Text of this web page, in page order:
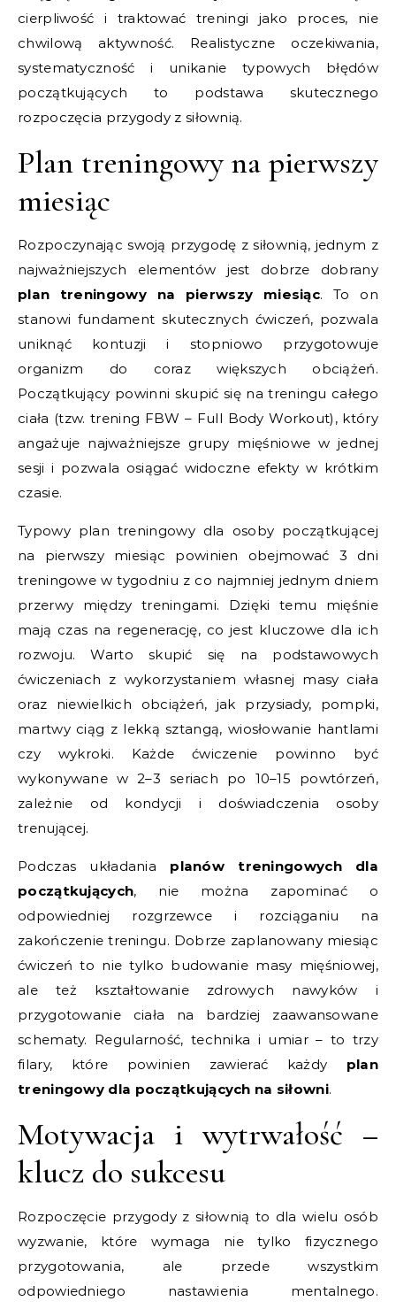
cierpliwość i traktować treningi jako proces, nie
chwilową aktywność. Realistyczne oczekiwania,
systematyczność i unikanie typowych błędów
początkujących to podstawa skutecznego
rozpoczęcia przygody z siłownią.
Plan treningowy na pierwszy
miesiąc
Rozpoczynając swoją przygodę z siłownią, jednym z
najważniejszych elementów jest dobrze dobrany
plan treningowy na pierwszy miesiąc. To on
stanowi fundament skutecznych ćwiczeń, pozwala
uniknąć kontuzji i stopniowo przygotowuje
organizm do coraz większych obciążeń.
Początkujący powinni skupić się na treningu całego
ciała (tzw. trening FBW – Full Body Workout), który
angażuje najważniejsze grupy mięśniowe w jednej
sesji i pozwala osiągać widoczne efekty w krótkim
czasie.
Typowy plan treningowy dla osoby początkującej
na pierwszy miesiąc powinien obejmować 3 dni
treningowe w tygodniu z co najmniej jednym dniem
przerwy między treningami. Dzięki temu mięśnie
mają czas na regenerację, co jest kluczowe dla ich
rozwoju. Warto skupić się na podstawowych
ćwiczeniach z wykorzystaniem własnej masy ciała
oraz niewielkich obciążeń, jak przysiady, pompki,
martwy ciąg z lekką sztangą, wiosłowanie hantlami
czy wykroki. Każde ćwiczenie powinno być
wykonywane w 2–3 seriach po 10–15 powtórzeń,
zależnie od kondycji i doświadczenia osoby
trenującej.
Podczas układania planów treningowych dla
początkujących, nie można zapominać o
odpowiedniej rozgrzewce i rozciąganiu na
zakończenie treningu. Dobrze zaplanowany miesiąc
ćwiczeń to nie tylko budowanie masy mięśniowej,
ale też kształtowanie zdrowych nawyków i
przygotowanie ciała na bardziej zaawansowane
schematy. Regularność, technika i umiar – to trzy
filary, które powinien zawierać każdy plan
treningowy dla początkujących na siłowni.
Motywacja i wytrwałość –
klucz do sukcesu
Rozpoczęcie przygody z siłownią to dla wielu osób
wyzwanie, które wymaga nie tylko fizycznego
przygotowania, ale przede wszystkim
odpowiedniego nastawienia mentalnego.